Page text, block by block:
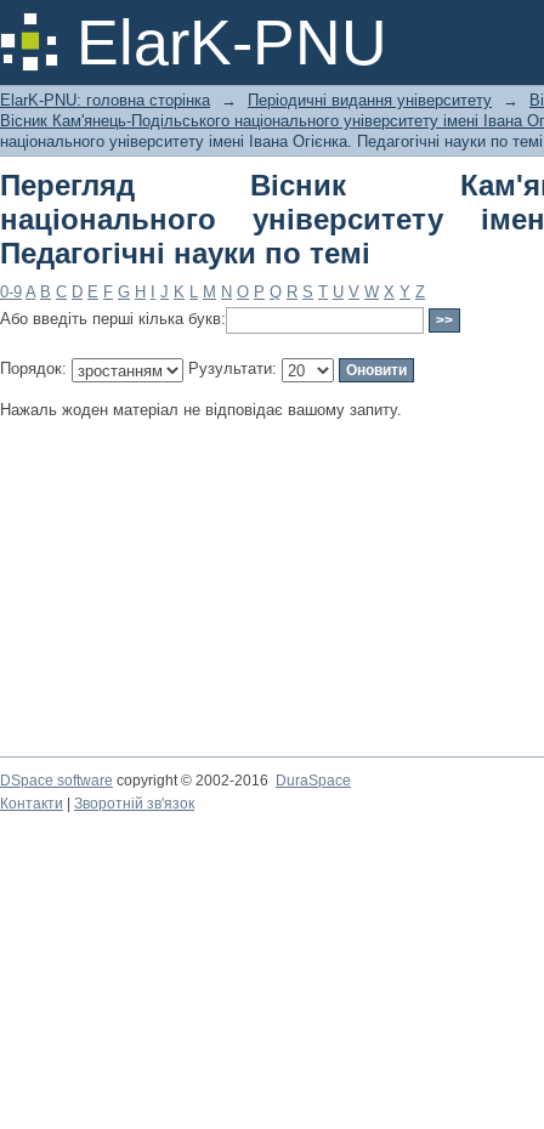
ElarK-PNU
Перегляд Вісник Кам'янець-
Івана Огієнка. Педагогічні науки по
ElarK-PNU: головна сторінка → Періодичні видання університету →
Вісник Кам'янець-Подільського національного університету імені Івана
національного університету імені Івана Огієнка. Педагогічні науки по темі
Перегляд Вісник
національного університету
Педагогічні науки по темі
0-9 A B C D E F G H J K L M N O P Q R S T U V W X Y Z
Або введіть перші кілька букв:
Порядок: Рузультати:
Нажаль жоден матеріал не відповідає вашому запиту.
DSpace software copyright © 2002-2016
DuraSpace
Контакти
Зворотній зв'язок